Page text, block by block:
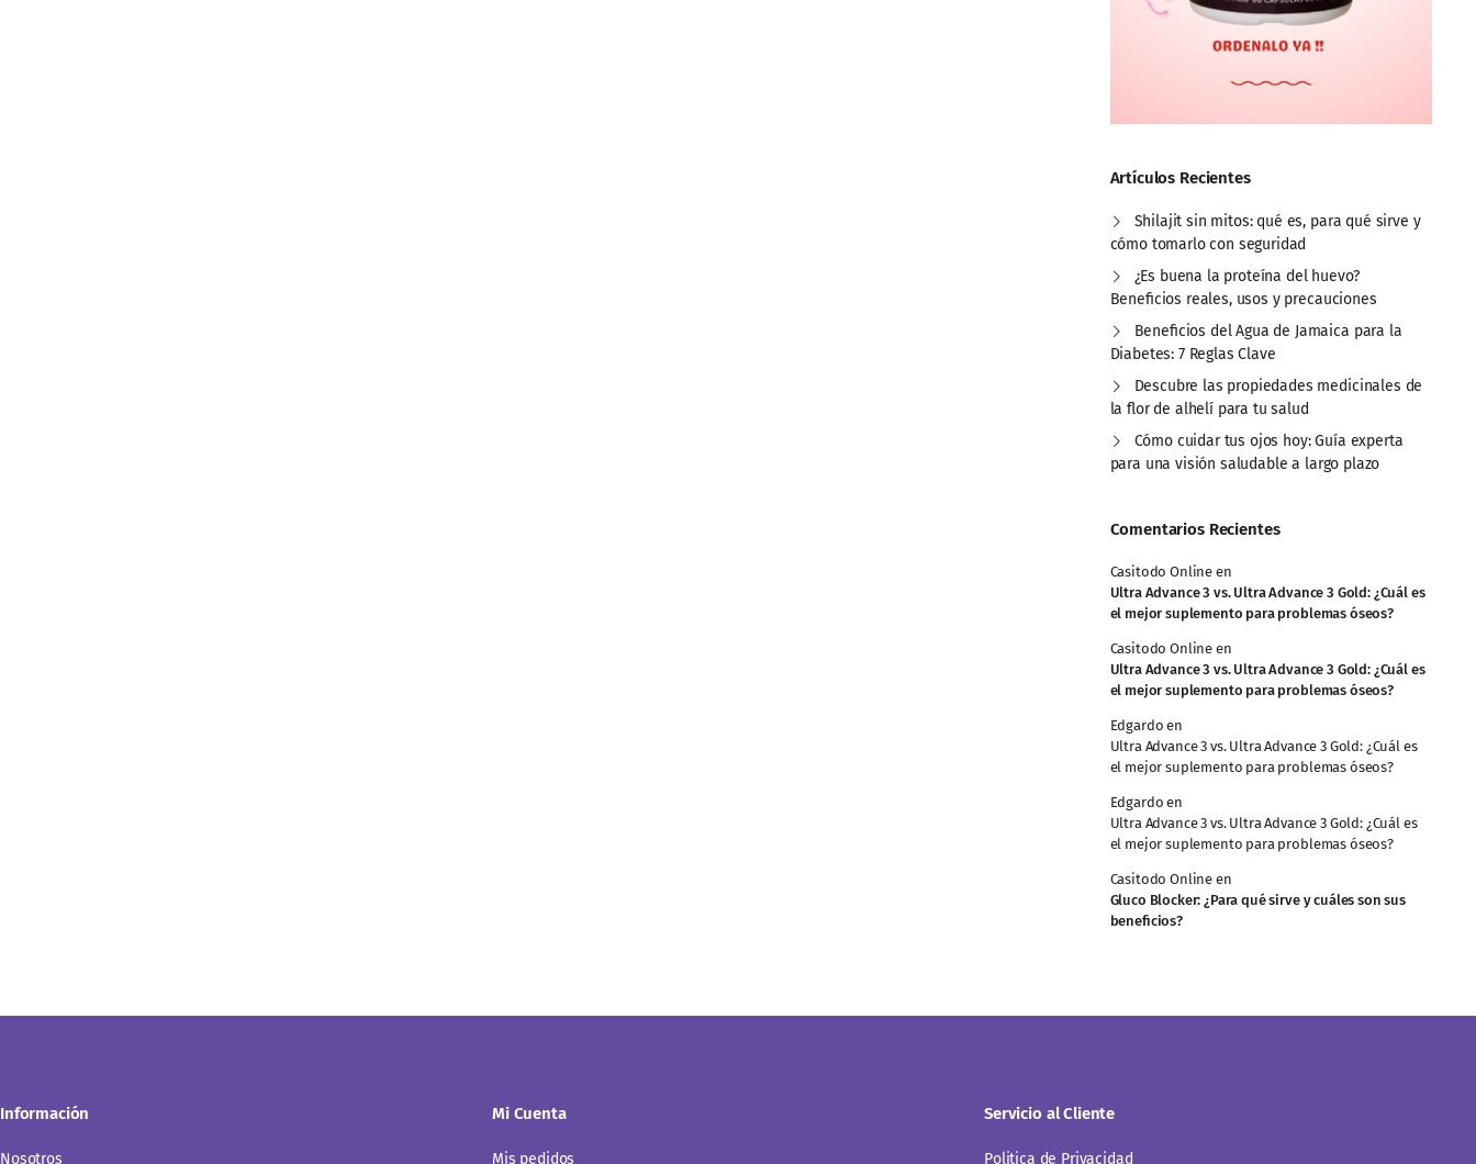
Artículos Recientes
Shilajit sin mitos: qué es, para qué sirve y
cómo tomarlo con seguridad
¿Es buena la proteína del huevo?
Beneficios reales, usos y precauciones
Beneficios del Agua de Jamaica para la
Diabetes: 7 Reglas Clave
Descubre las propiedades medicinales de
la flor de alhelí para tu salud
Cómo cuidar tus ojos hoy: Guía experta
para una visión saludable a largo plazo
Comentarios Recientes
Casitodo Online en
Ultra Advance 3 vs. Ultra Advance 3 Gold: ¿Cuál es
el mejor suplemento para problemas óseos?
Casitodo Online en
Ultra Advance 3 vs. Ultra Advance 3 Gold: ¿Cuál es
el mejor suplemento para problemas óseos?
Edgardo en
Ultra Advance 3 vs. Ultra Advance 3 Gold: ¿Cuál es
el mejor suplemento para problemas óseos?
Edgardo en
Ultra Advance 3 vs. Ultra Advance 3 Gold: ¿Cuál es
el mejor suplemento para problemas óseos?
Casitodo Online en
Gluco Blocker: ¿Para qué sirve y cuáles son sus
beneficios?
Información
Nosotros
Mi Cuenta
Mis pedidos
Servicio al Cliente
Politica de Privacidad